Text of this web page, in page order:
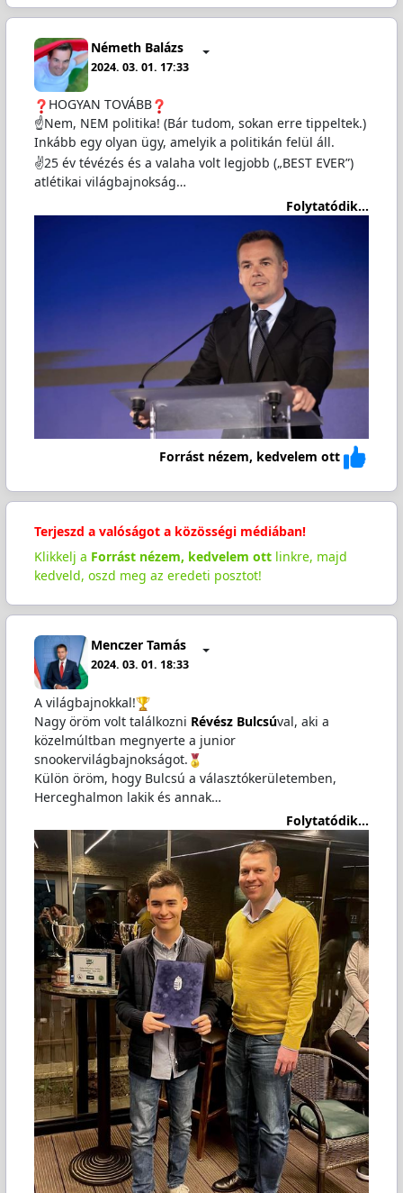
Németh Balázs
2024. 03. 01. 17:33
HOGYAN TOVÁBB
☝️Nem, NEM politika! (Bár tudom, sokan erre tippeltek.)
Inkább egy olyan ügy, amelyik a politikán felül áll.
✌️25 év tévézés és a valaha volt legjobb („BEST EVER”)
atlétikai világbajnokság…
Folytatódik...
Forrást nézem, kedvelem ott
Terjeszd a valóságot a közösségi médiában!
Klikkelj a Forrást nézem, kedvelem ottlinkre, majd
kedveld, oszd meg az eredeti posztot!
Menczer Tamás
2024. 03. 01. 18:33
A világbajnokkal!
Nagy öröm volt találkozni Révész Bulcsúval, aki a
közelmúltban megnyerte a junior
snookervilágbajnokságot.
Külön öröm, hogy Bulcsú a választókerületemben,
Herceghalmon lakik és annak…
Folytatódik...